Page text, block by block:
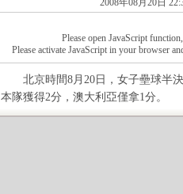
2008年08月20日
Please open JavaScript
Please activate JavaScript in your browser
北京時間8月20日，女子壘球半決
本隊獲得2分，澳大利亞僅拿1分。